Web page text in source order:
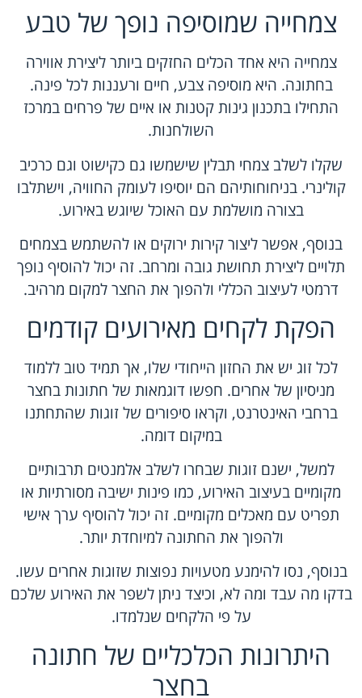
צמחייה שמוסיפה נופך של טבע
צמחייה היא אחד הכלים החזקים ביותר ליצירת אווירה
בחתונה. היא מוסיפה צבע, חיים ורעננות לכל פינה.
התחילו בתכנון גינות קטנות או איים של פרחים במרכז
השולחנות.
שקלו לשלב צמחי תבלין שישמשו גם כקישוט וגם כרכיב
קולינרי. בניחוחותיהם הם יוסיפו לעומק החוויה, וישתלבו
בצורה מושלמת עם האוכל שיוגש באירוע.
בנוסף, אפשר ליצור קירות ירוקים או להשתמש בצמחים
תלויים ליצירת תחושת גובה ומרחב. זה יכול להוסיף נופך
דרמטי לעיצוב הכללי ולהפוך את החצר למקום מרהיב.
הפקת לקחים מאירועים קודמים
לכל זוג יש את החזון הייחודי שלו, אך תמיד טוב ללמוד
מניסיון של אחרים. חפשו דוגמאות של חתונות בחצר
ברחבי האינטרנט, וקראו סיפורים של זוגות שהתחתנו
במיקום דומה.
למשל, ישנם זוגות שבחרו לשלב אלמנטים תרבותיים
מקומיים בעיצוב האירוע, כמו פינות ישיבה מסורתיות או
תפריט עם מאכלים מקומיים. זה יכול להוסיף ערך אישי
ולהפוך את החתונה למיוחדת יותר.
בנוסף, נסו להימנע מטעויות נפוצות שזוגות אחרים עשו.
בדקו מה עבד ומה לא, וכיצד ניתן לשפר את האירוע שלכם
על פי הלקחים שנלמדו.
היתרונות הכלכליים של חתונה
בחצר